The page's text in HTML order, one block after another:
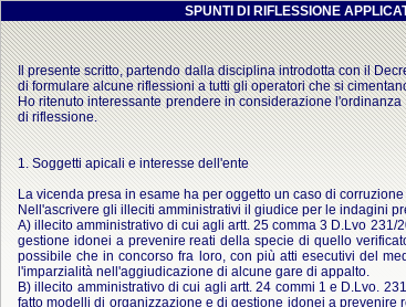
SPUNTI DI RIFLESSIONE
Il presente scritto, partendo dalla disciplina introdotta con il
di formulare alcune riflessioni a tutti gli operatori che si
Ho ritenuto interessante prendere in considerazione
di riflessione.
1. Soggetti apicali e interesse dell'ente
La vicenda presa in esame ha per oggetto un caso di
Nell'ascrivere gli illeciti amministrativi il giudice per le indagini
A) illecito amministrativo di cui agli artt. 25 comma 3 D.Lvo
gestione idonei a prevenire reati della specie di quello
possibile che in concorso fra loro, con più atti esecutivi del
l'imparzialità nell'aggiudicazione di alcune gare di appalto.
B) illecito amministrativo di cui agli artt. 24 commi 1 e D.Lvo.
fatto modelli di organizzazione e di gestione idonei a